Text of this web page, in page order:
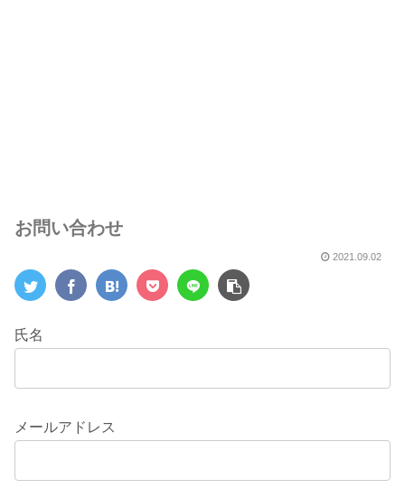
お問い合わせ
2021.09.02
氏名
メールアドレス